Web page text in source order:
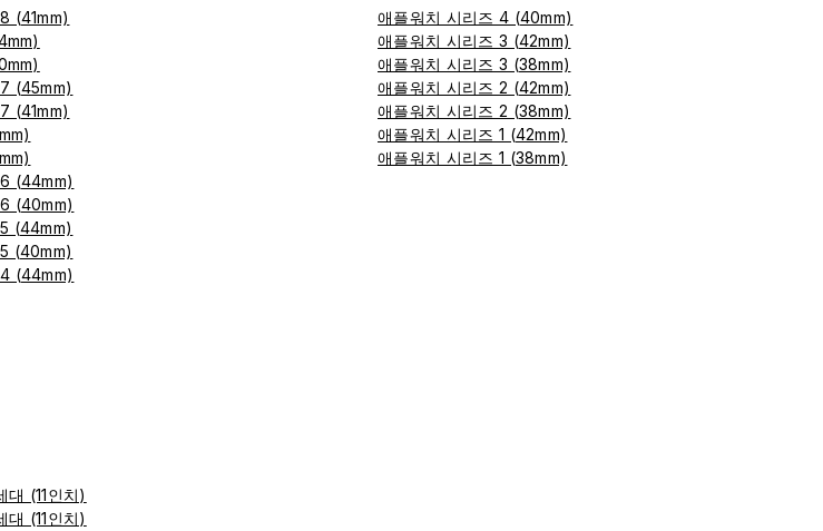
(41mm)
(45mm)
(41mm)
(44mm)
(40mm)
(44mm)
(40mm)
(44mm)
애플워치 시리즈 4 (40mm)
애플워치 시리즈 3 (42mm)
애플워치 시리즈 3 (38mm)
애플워치 시리즈 2 (42mm)
애플워치 시리즈 2 (38mm)
애플워치 시리즈 1 (42mm)
애플워치 시리즈 1 (38mm)
대 (11인치)
대 (11인치)